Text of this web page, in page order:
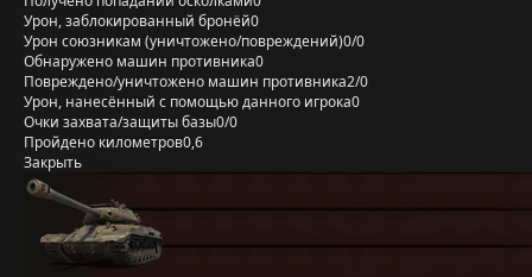
Урон, заблокированный бронёй0
Урон союзникам (уничтожено/повреждений)0/0
Обнаружено машин противника0
Повреждено/уничтожено машин противника2/0
Урон, нанесённый с помощью данного игрока0
Очки захвата/защиты базы0/0
Пройдено километров0,6
Закрыть